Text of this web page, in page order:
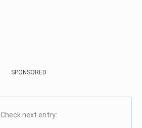
SPONSORED
Check next entry: